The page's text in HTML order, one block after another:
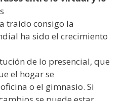
traído consigo la
ha sido el crecimiento
de lo presencial, que
el hogar se
o el gimnasio. Si